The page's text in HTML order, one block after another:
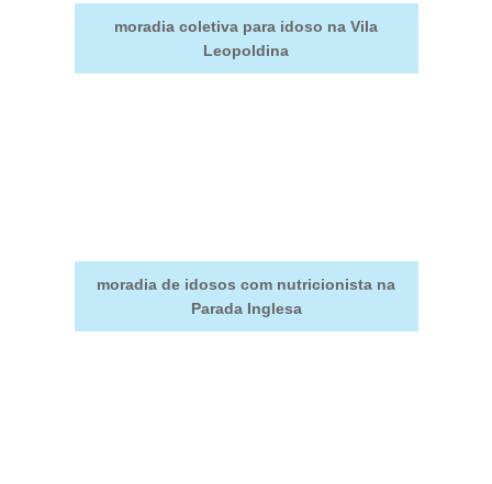
moradia coletiva para idoso na Vila
Leopoldina
moradia de idosos com nutricionista na
Parada Inglesa